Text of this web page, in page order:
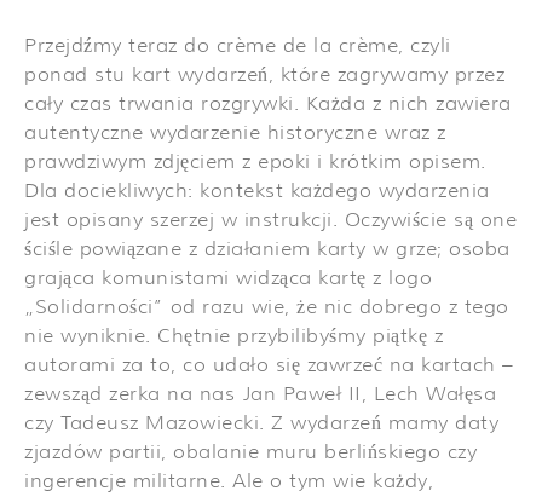
Przejdźmy teraz do crème de la crème, czyli
ponad stu kart wydarzeń, które zagrywamy przez
cały czas trwania rozgrywki. Każda z nich zawiera
autentyczne wydarzenie historyczne wraz z
prawdziwym zdjęciem z epoki i krótkim opisem.
Dla dociekliwych: kontekst każdego wydarzenia
jest opisany szerzej w instrukcji. Oczywiście są one
ściśle powiązane z działaniem karty w grze; osoba
grająca komunistami widząca kartę z logo
„Solidarności” od razu wie, że nic dobrego z tego
nie wyniknie. Chętnie przybilibyśmy piątkę z
autorami za to, co udało się zawrzeć na kartach –
zewsząd zerka na nas Jan Paweł II, Lech Wałęsa
czy Tadeusz Mazowiecki. Z wydarzeń mamy daty
zjazdów partii, obalanie muru berlińskiego czy
ingerencje militarne. Ale o tym wie każdy,